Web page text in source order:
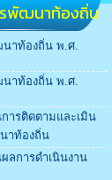
พัฒนาท้องถิ่น
าท้องถิ่น พ.ศ.
าท้องถิ่น พ.ศ.
การติดตามและเมิน
าท้องถิ่น
ลการดำเนินงาน